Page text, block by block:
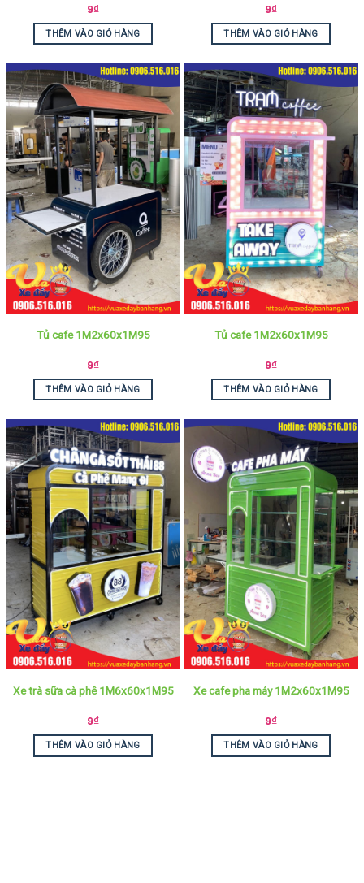
9₫
THÊM VÀO GIỎ HÀNG
9₫
THÊM VÀO GIỎ HÀNG
Tủ cafe 1M2x60x1M95
9₫
THÊM VÀO GIỎ HÀNG
Tủ cafe 1M2x60x1M95
9₫
THÊM VÀO GIỎ HÀNG
Xe trà sữa cà phê 1M6x60x1M95
9₫
THÊM VÀO GIỎ HÀNG
Xe cafe pha máy 1M2x60x1M95
9₫
THÊM VÀO GIỎ HÀNG